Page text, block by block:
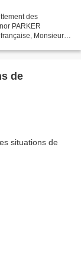
des
PARKER
Monsieur le
de